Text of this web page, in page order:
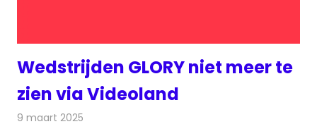
Wedstrijden GLORY niet meer te
zien via Videoland
9 maart 2025